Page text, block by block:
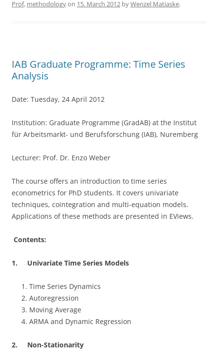
e
o
k
er e
Prof, methodologyon 15. March 2012 byWenzel Matiaske.
IAB Graduate Programme: Time Series
Analysis
Date: Tuesday, 24 April 2012
Institution: Graduate Programme (GradAB) at the Institut
für Arbeitsmarkt- und Berufsforschung (IAB), Nuremberg
Lecturer: Prof. Dr. Enzo Weber
The course offers an introduction to time series
econometrics for PhD students. It covers univariate
techniques, cointegration and multi-equation models.
Applications of these methods are presented in EViews.
Contents:
1. Univariate Time Series Models
Time Series Dynamics
Autoregression
Moving Average
ARMA and Dynamic Regression
2. Non-Stationarity